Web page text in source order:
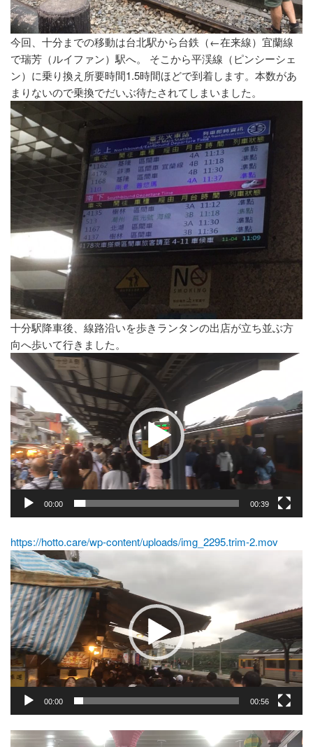
今回、十分までの移動は台北駅から台鉄（←在来線）宜蘭線
で瑞芳（ルイファン）駅へ。 そこから平渓線（ピンシーシェ
ン）に乗り換え所要時間1.5時間ほどで到着します。本数があ
まりないので乗換でだいぶ待たされてしまいました。
十分駅降車後、線路沿いを歩きランタンの出店が立ち並ぶ方
向へ歩いて行きました。
動
プ
レ
ー
ヤ
ー
00:00 00:39
https://hotto.care/wp-content/uploads/img_2295.trim-2.mov
動
画
プ
レ
ー
ヤ
ー
00:00 00:56
動